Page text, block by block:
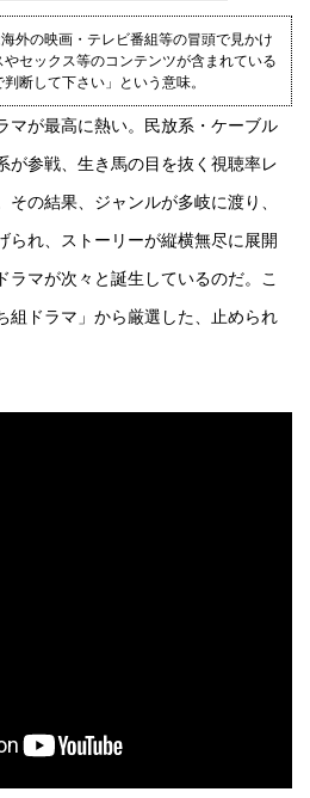
海外の映画・テレビ番組等の冒頭で見かけ
セックス等のコンテンツが含まれている
断して下さい」という意味。
マが最高に熱い。民放系・ケーブル
が参戦、生き馬の目を抜く視聴率レ
の結果、ジャンルが多岐に渡り、
られ、ストーリーが縦横無尽に展開
ラマが次々と誕生しているのだ。こ
組ドラマ」から厳選した、止められ